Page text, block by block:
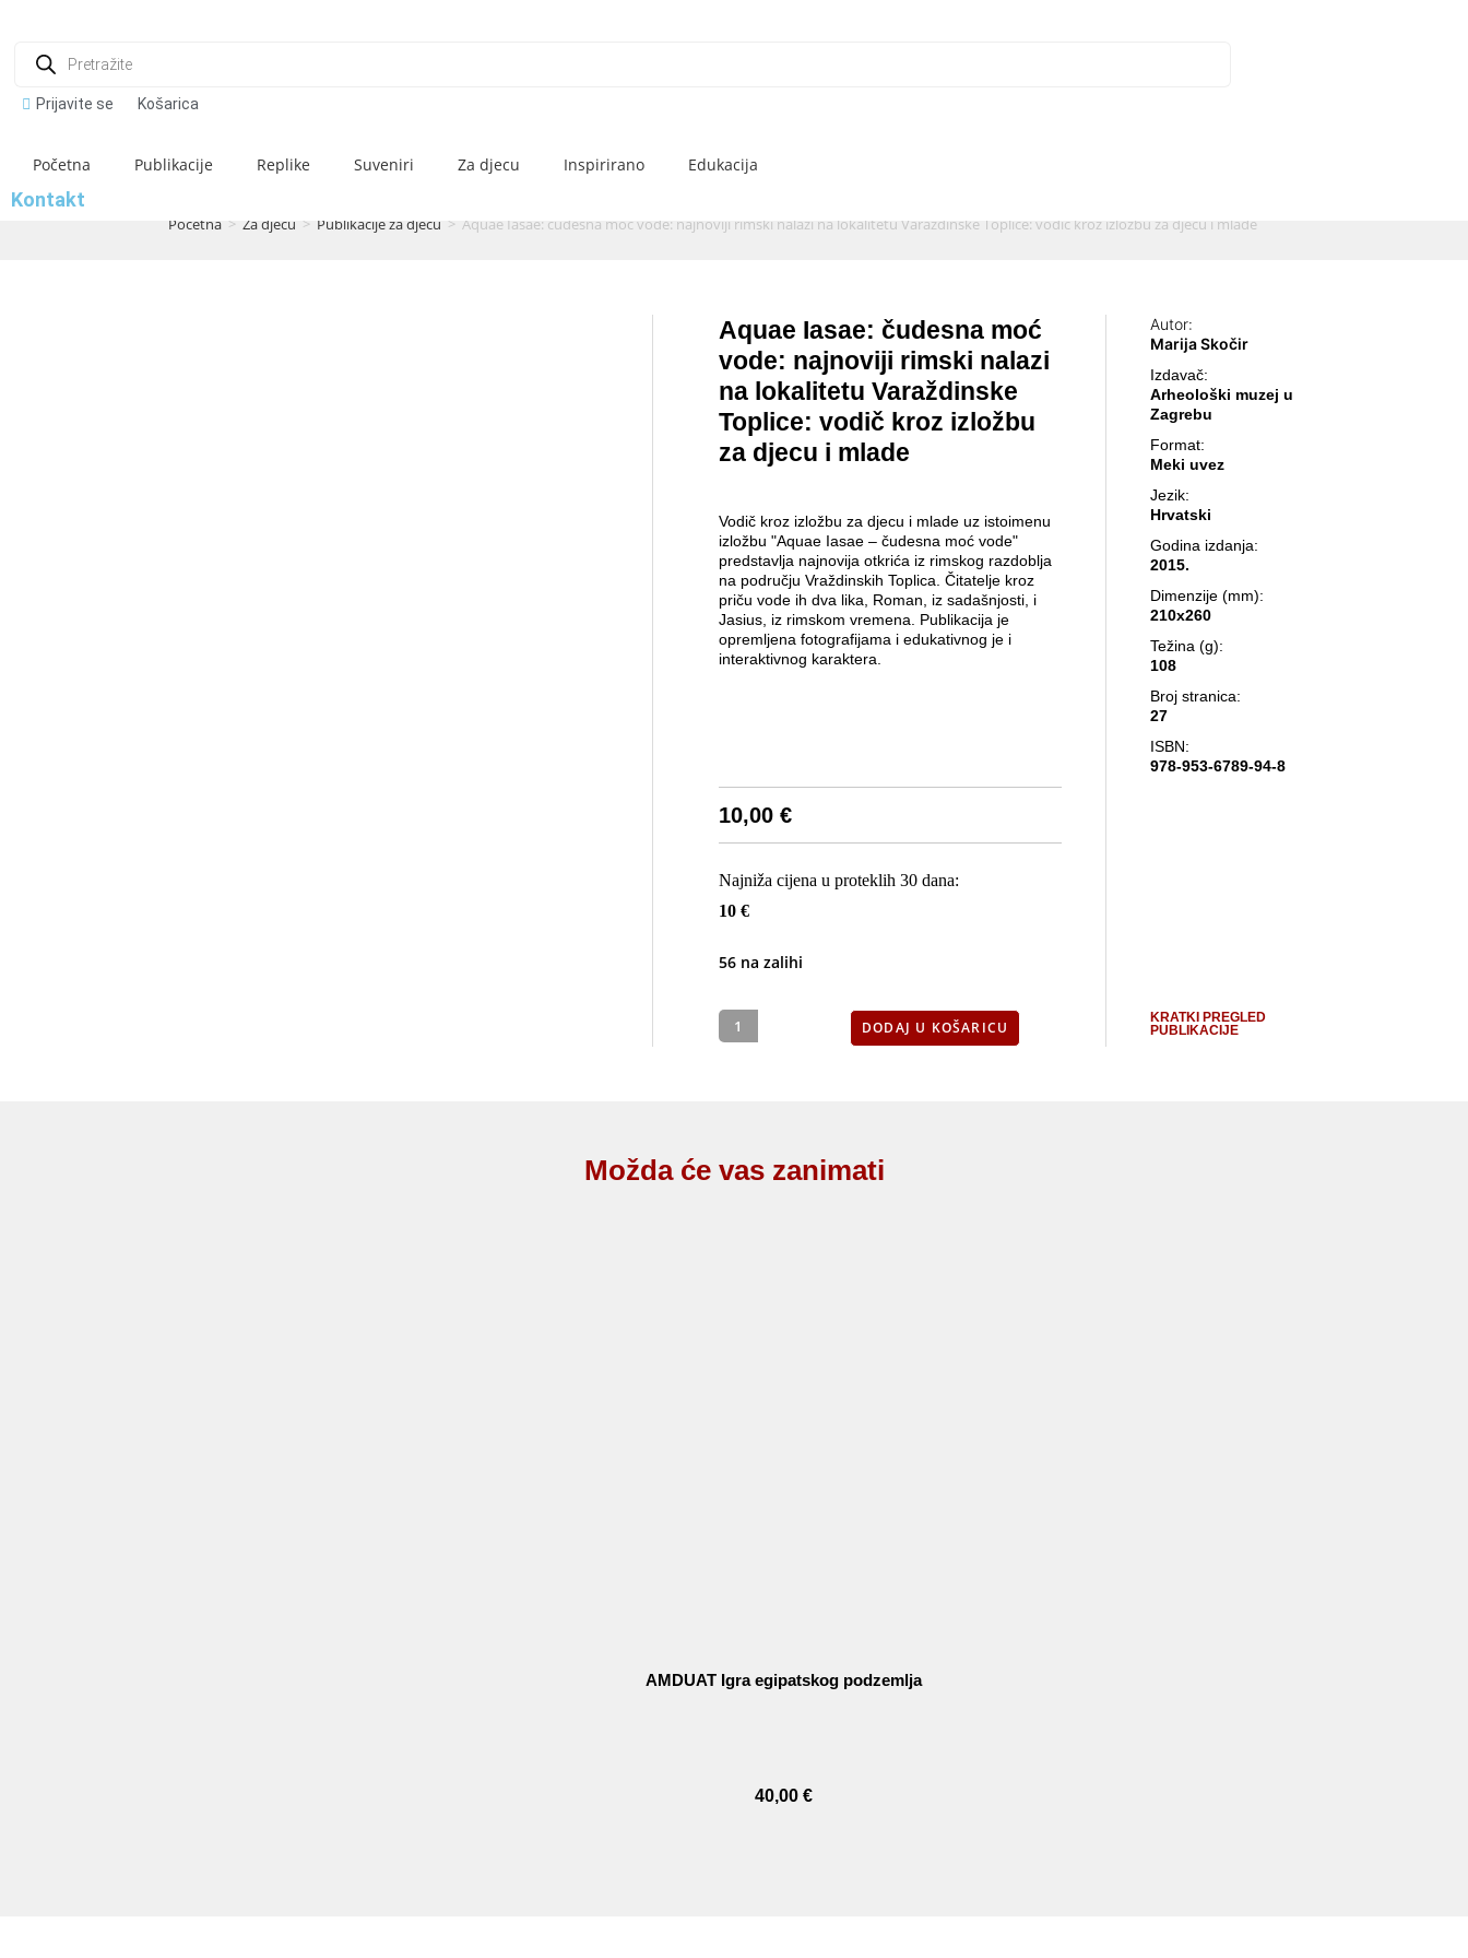
Prijavite se Košarica
Početna Publikacije Replike Suveniri Za djecu Inspirirano Edukacija
Kontakt
Početna > Za djecu > Publikacije za djecu > Aquae Iasae: čudesna moć vode: najnoviji rimski nalazi na lokalitetu Varaždinske Toplice: vodič kroz izložbu za djecu i mlade
Aquae Iasae: čudesna moć
vode: najnoviji rimski nalazi
na lokalitetu Varaždinske
Toplice: vodič kroz izložbu
za djecu i mlade
Vodič kroz izložbu za djecu i mlade uz istoimenu
izložbu "Aquae Iasae – čudesna moć vode"
predstavlja najnovija otkrića iz rimskog razdoblja
na području Vraždinskih Toplica. Čitatelje kroz
priču vode ih dva lika, Roman, iz sadašnjosti, i
Jasius, iz rimskom vremena. Publikacija je
opremljena fotografijama i edukativnog je i
interaktivnog karaktera.
10,00 €
Najniža cijena u proteklih 30 dana:
10 €
56 na zalihi
DODAJ U KOŠARICU
Autor:
Marija Skočir
Izdavač:
Arheološki muzej u
Zagrebu
Format:
Meki uvez
Jezik:
Hrvatski
Godina izdanja:
2015.
Dimenzije (mm):
210x260
Težina (g):
108
Broj stranica:
27
ISBN:
978-953-6789-94-8
KRATKI PREGLED
PUBLIKACIJE
Možda će vas zanimati
AMDUAT Igra egipatskog podzemlja
40,00€